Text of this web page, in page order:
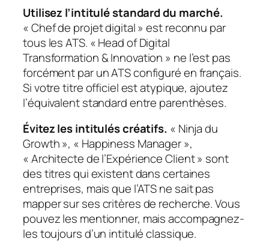
Utilisez l’intitulé standard du marché.
« Chef de projet digital » est reconnu par
tous les ATS. « Head of Digital
Transformation & Innovation » ne l’est pas
forcément par un ATS configuré en français.
Si votre titre officiel est atypique, ajoutez
l’équivalent standard entre parenthèses.
Évitez les intitulés créatifs. « Ninja du
Growth », « Happiness Manager »,
« Architecte de l’Expérience Client » sont
des titres qui existent dans certaines
entreprises, mais que l’ATS ne sait pas
mapper sur ses critères de recherche. Vous
pouvez les mentionner, mais accompagnez-
les toujours d’un intitulé classique.